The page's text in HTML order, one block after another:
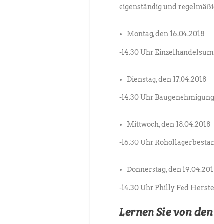
eigenständig und
Montag, den 16.04.2018
-14.30 Uhr
Dienstag, den 17.04.2018
-14.30 Uhr
Mittwoch, den 18.04.2018
-16.30 Uhr
Donnerstag, den
-14.30 Uhr Philly Fed
Lernen Sie von